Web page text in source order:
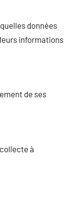
données
informations
de ses
à